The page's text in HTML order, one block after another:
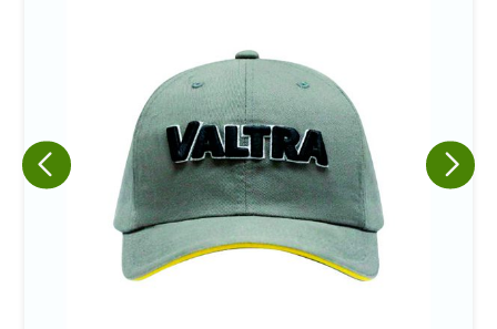
A nossa empresa está comprometida a proteger e respeitar
sua privacidade, utilizaremos seus dados apenas para fins
de marketing. Você pode alterar suas preferências a
qualquer momento.
Iniciar conversa